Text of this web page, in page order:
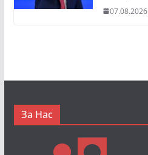
07.08.2026
За Нас